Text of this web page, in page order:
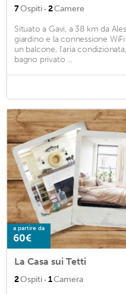
7Ospiti · 2Camere
Situato a Gavi, a 38 km da
giardino e la connessione
un balcone, l’aria
bagno privato ...
a partire da
60€
La Casa sui Tetti
2Ospiti · 1Camera